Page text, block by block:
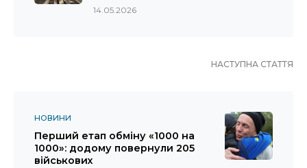
14.05.2026
НАСТУПНА СТАТТЯ
НОВИНИ
Перший етап обміну «1000 на
1000»: додому повернули 205
військових